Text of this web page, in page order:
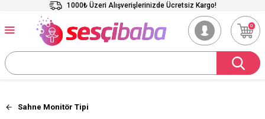
1000₺ Üzeri Alışverişlerinizde Ücretsiz Kargo!
0
Sahne Monitör Tipi